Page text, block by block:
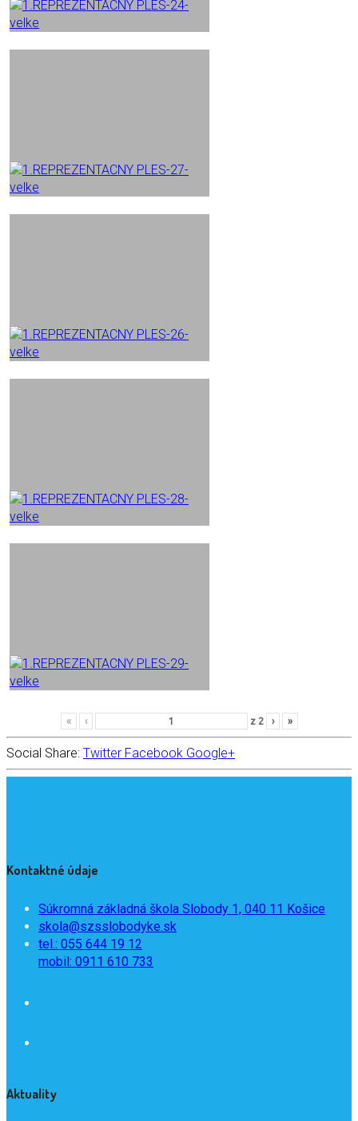
« ‹ z 2 › »
Social Share: Twitter Facebook Google+
Kontaktné údaje
Súkromná základná škola Slobody 1, 040 11 Košice
skola@szsslobodyke.sk
tel.: 055 644 19 12
mobil: 0911 610 733
Aktuality